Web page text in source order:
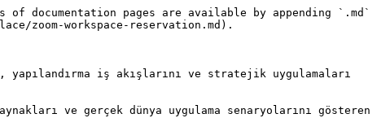
documentation pages are available by appending `.md`
zoom-workspace-reservation.md).
yapılandırma iş akışlarını ve stratejik uygulamaları
ve gerçek dünya uygulama senaryolarını gösteren